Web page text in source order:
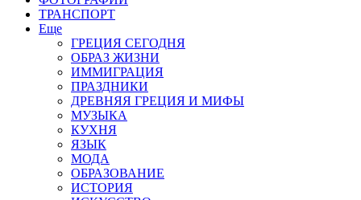
ТРАНСПОРТ
Еще
ГРЕЦИЯ СЕГОДНЯ
ОБРАЗ ЖИЗНИ
ИММИГРАЦИЯ
ПРАЗДНИКИ
ДРЕВНЯЯ ГРЕЦИЯ И МИФЫ
МУЗЫКА
КУХНЯ
ЯЗЫК
МОДА
ОБРАЗОВАНИЕ
ИСТОРИЯ